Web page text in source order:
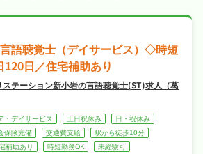
言語聴覚士（デイサービス）◇時短
日／住宅補助あり
テーション新小岩の言語聴覚士(ST)求人（葛
・デイサービス 土日祝休み
日・祝休み
保険完備 交通費支給
駅から徒歩10分
補助あり 時短勤務OK 未経験可